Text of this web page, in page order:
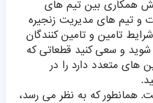
همکاری بین تیم های
و تیم های مدیریت زنجیره
تامین و تامین کنندگان
و سعی کنید قطعاتی که
های متعدد دارد را در
همانطور که به نظر می رسد،